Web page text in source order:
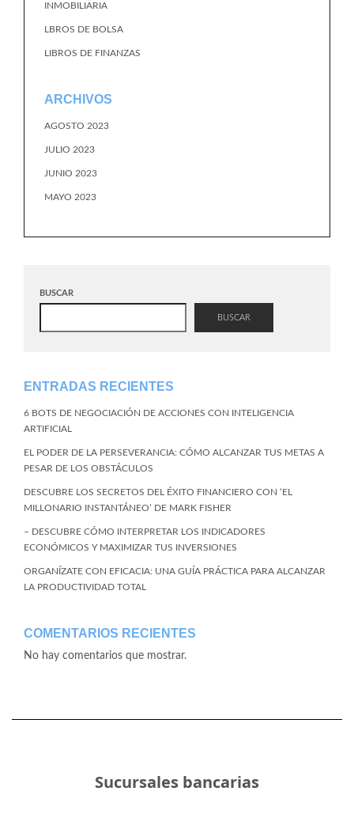
INMOBILIARIA
LBROS DE BOLSA
LIBROS DE FINANZAS
ARCHIVOS
AGOSTO 2023
JULIO 2023
JUNIO 2023
MAYO 2023
BUSCAR
BUSCAR
ENTRADAS RECIENTES
6 BOTS DE NEGOCIACIÓN DE ACCIONES CON INTELIGENCIA
ARTIFICIAL
EL PODER DE LA PERSEVERANCIA: CÓMO ALCANZAR TUS METAS A
PESAR DE LOS OBSTÁCULOS
DESCUBRE LOS SECRETOS DEL ÉXITO FINANCIERO CON ‘EL
MILLONARIO INSTANTÁNEO’ DE MARK FISHER
– DESCUBRE CÓMO INTERPRETAR LOS INDICADORES
ECONÓMICOS Y MAXIMIZAR TUS INVERSIONES
ORGANÍZATE CON EFICACIA: UNA GUÍA PRÁCTICA PARA ALCANZAR
LA PRODUCTIVIDAD TOTAL
COMENTARIOS RECIENTES
No hay comentarios que mostrar.
Sucursales bancarias